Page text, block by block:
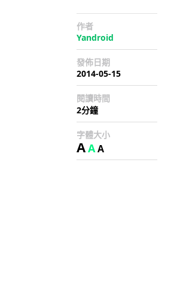
作者
Yandroid
發佈日期
2014-05-15
閱讀時間
2分鐘
字體大小
AAA